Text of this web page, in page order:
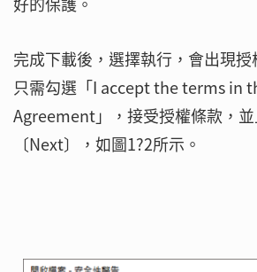
完成下載後，選擇執行，會出現
只需勾選「I accept the terms in
Agreement」，接受授權條款，
〔Next〕，如圖1?2所示。